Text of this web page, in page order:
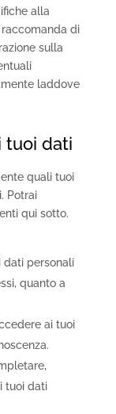
alla
di
sulla
laddove
tuoi dati
quali tuoi
Potrai
qui sotto.
dati personali
quanto a
ai tuoi
tuoi dati